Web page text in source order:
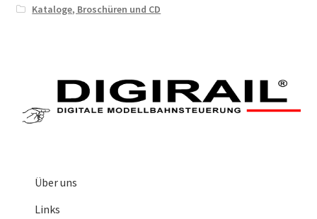
Kataloge, Broschüren und CD
Über uns
Links